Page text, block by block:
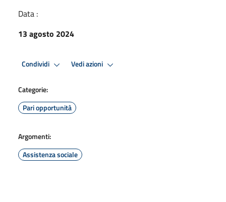
Data :
13 agosto 2024
Condividi Vedi azioni
Categorie:
Pari opportunità
Argomenti:
Assistenza sociale